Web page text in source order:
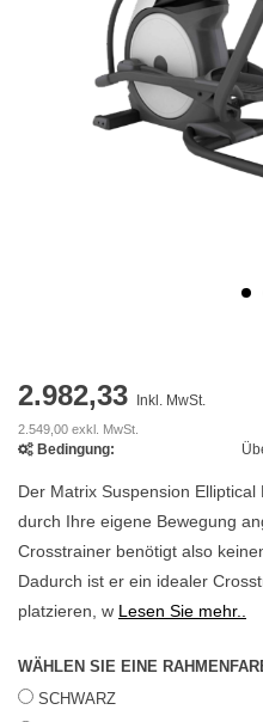
2.982,33 Inkl. MwSt.
2.549,00 exkl. MwSt.
Bedingung:
Der Matrix Suspension
durch Ihre eigene Bewegung
Crosstrainer benötigt also
Dadurch ist er ein idealer
platzieren, w Lesen Sie mehr..
WÄHLEN SIE EINE
SCHWARZ